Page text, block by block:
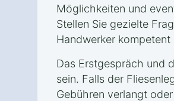
Möglichkeiten und
Stellen Sie gezielte
Handwerker
Das Erstgespräch und
sein. Falls der
Gebühren verlangt